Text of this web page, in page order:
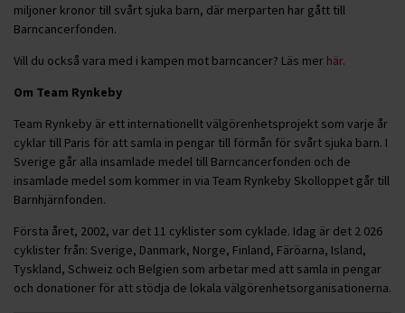
miljoner kronor till svårt sjuka barn, där merparten har gått till
Barncancerfonden.
Vill du också vara med i kampen mot barncancer? Läs mer här.
Om Team Rynkeby
Team Rynkeby är ett internationellt välgörenhetsprojekt som varje år
cyklar till Paris för att samla in pengar till förmån för svårt sjuka barn. I
Sverige går alla insamlade medel till Barncancerfonden och de
insamlade medel som kommer in via Team Rynkeby Skolloppet går till
Barnhjärnfonden.
Första året, 2002, var det 11 cyklister som cyklade. Idag är det 2 026
cyklister från: Sverige, Danmark, Norge, Finland, Färöarna, Island,
Tyskland, Schweiz och Belgien som arbetar med att samla in pengar
och donationer för att stödja de lokala välgörenhetsorganisationerna.